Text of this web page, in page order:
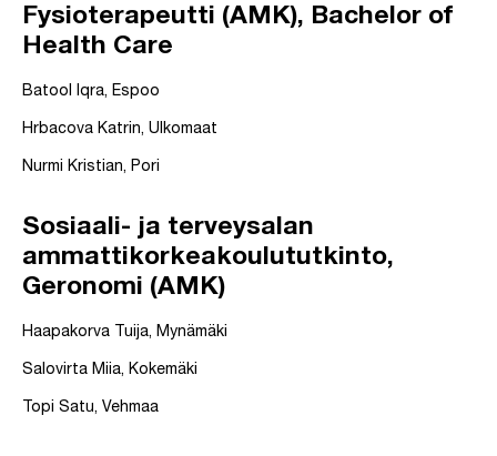
Fysioterapeutti (AMK), Bachelor of
Health Care
Batool Iqra, Espoo
Hrbacova Katrin, Ulkomaat
Nurmi Kristian, Pori
Sosiaali- ja terveysalan
ammattikorkeakoulututkinto,
Geronomi (AMK)
Haapakorva Tuija, Mynämäki
Salovirta Miia, Kokemäki
Topi Satu, Vehmaa